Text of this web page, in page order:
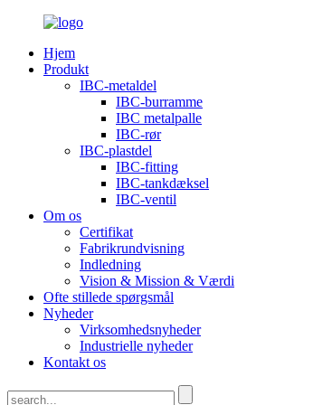
Hjem
Produkt
IBC-metaldel
IBC-burramme
IBC metalpalle
IBC-rør
IBC-plastdel
IBC-fitting
IBC-tankdæksel
IBC-ventil
Om os
Certifikat
Fabrikrundvisning
Indledning
Vision & Mission & Værdi
Ofte stillede spørgsmål
Nyheder
Virksomhedsnyheder
Industrielle nyheder
Kontakt os